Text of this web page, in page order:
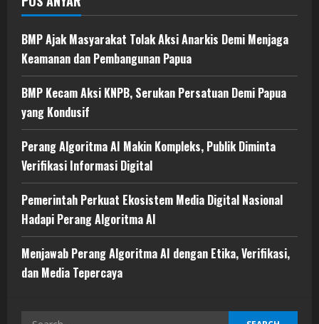
BMP Ajak Masyarakat Tolak Aksi Anarkis Demi Menjaga
Keamanan dan Pembangunan Papua
BMP Kecam Aksi KNPB, Serukan Persatuan Demi Papua
yang Kondusif
Perang Algoritma AI Makin Kompleks, Publik Diminta
Verifikasi Informasi Digital
Pemerintah Perkuat Ekosistem Media Digital Nasional
Hadapi Perang Algoritma AI
Menjawab Perang Algoritma AI dengan Etika, Verifikasi,
dan Media Tepercaya
Search